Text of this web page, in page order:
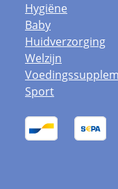
Hygiëne
Baby
Huidverzorging
Welzijn
Sport